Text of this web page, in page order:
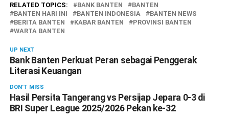
RELATED TOPICS: BANK BANTEN
BANTEN
BANTEN HARI INI
BANTEN INDONESIA
BANTEN NEWS
BERITA BANTEN
KABAR BANTEN
PROVINSI BANTEN
WARTA BANTEN
UP NEXT
Bank Banten Perkuat Peran sebagai Penggerak
Literasi Keuangan
DON'T MISS
Hasil Persita Tangerang vs Persijap Jepara 0-3 di
BRI Super League 2025/2026 Pekan ke-32